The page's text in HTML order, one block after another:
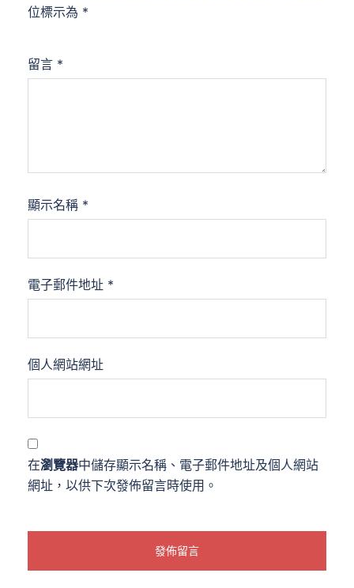
位標示為 *
留言 *
顯示名稱 *
電子郵件地址 *
個人網站網址
在瀏覽器中儲存顯示名稱、電子郵件地址及個人網站
網址，以供下次發佈留言時使用。